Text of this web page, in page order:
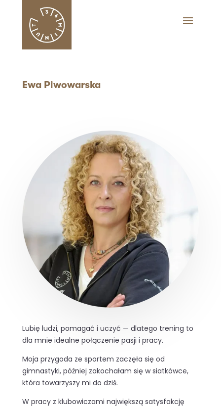
Ewa Piwowarska
Lubię ludzi, pomagać i uczyć — dlatego trening to
dla mnie idealne połączenie pasji i pracy.
Moja przygoda ze sportem zaczęła się od
gimnastyki, później zakochałam się w siatkówce,
która towarzyszy mi do dziś.
W pracy z klubowiczami największą satysfakcję